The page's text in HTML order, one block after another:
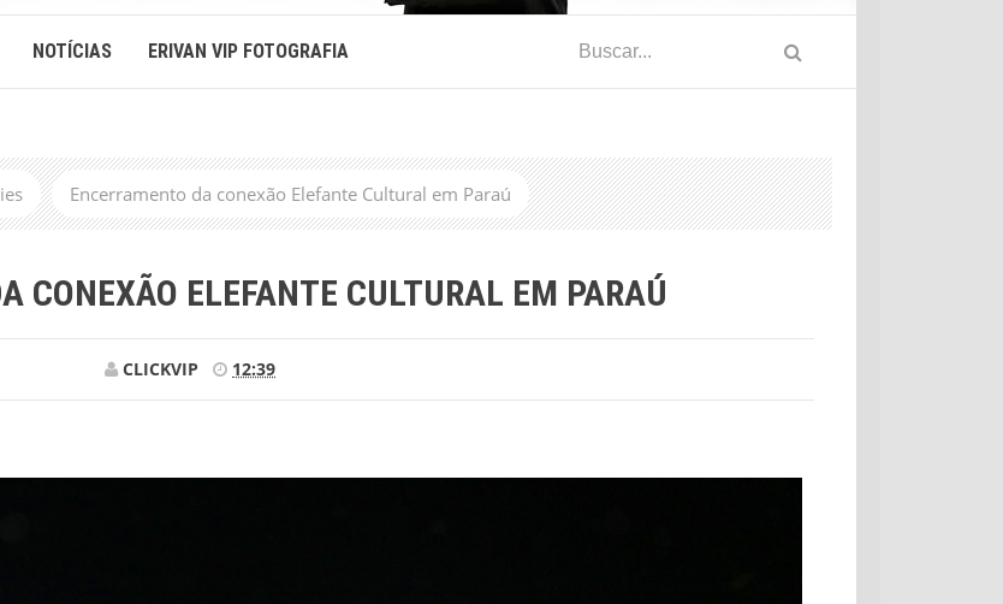
NOTÍCIAS ERIVAN VIP FOTOGRAFIA
Encerramento da conexão Elefante Cultural em Paraú
CONEXÃO ELEFANTE CULTURAL EM PARAÚ
CLICKVIP 12:39